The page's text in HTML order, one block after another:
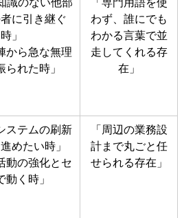
識のない他部
に引き継ぐ
時」
から急な無理
られた時」
「専門用語を使
わず、誰にでも
わかる言葉で並
走してくれる存
在」
ステムの刷新
めたい時」
動の強化とセ
動く時」
「周辺の業務設
計まで丸ごと任
せられる存在」